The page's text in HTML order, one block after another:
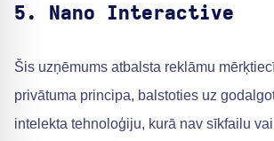
5. Nano Interactive
Šis uzņēmums atbalsta reklāmu
privātuma principa, balstoties uz
intelekta tehnoloģiju, kurā nav sīkfailu